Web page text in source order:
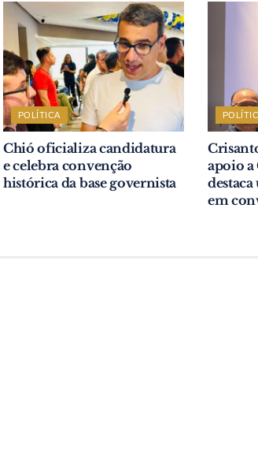
POLÍTICA
Chió oficializa candidatura
e celebra convenção
histórica da base governista
apoio a
em